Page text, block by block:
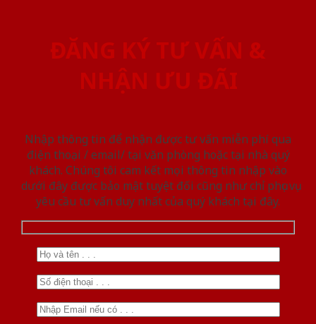
ĐĂNG KÝ TƯ VẤN &
NHẬN ƯU ĐÃI
Nhập thông tin để nhận được tư vấn miễn phí qua
điện thoại / email/ tại văn phòng hoặc tại nhà quý
khách. Chúng tôi cam kết mọi thông tin nhập vào
dưới đây được bảo mật tuyệt đối cũng như chỉ phục vụ
yêu cầu tư vấn duy nhất của quý khách tại đây.